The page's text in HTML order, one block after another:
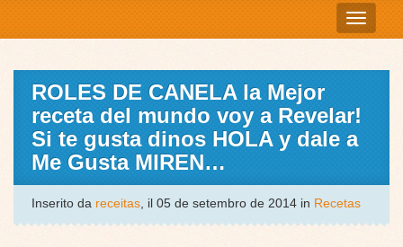
ROLES DE CANELA la Mejor
receta del mundo voy a Revelar!
Si te gusta dinos HOLA y dale a
Me Gusta MIREN…
Inserito da receitas, il 05 de setembro de 2014 in Recetas